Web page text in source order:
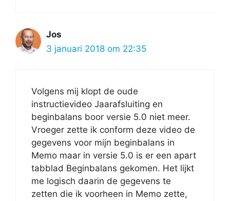
Jos
3 januari 2018 om 22:35
Volgens mij klopt de oude
instructievideo Jaarafsluiting en
beginbalans boor versie 5.0 niet meer.
Vroeger zette ik conform deze video de
gegevens voor mijn beginbalans in
Memo maar in versie 5.0 is er een apart
tabblad Beginbalans gekomen. Het lijkt
me logisch daarin de gegevens te
zetten die ik voorheen in Memo zette,